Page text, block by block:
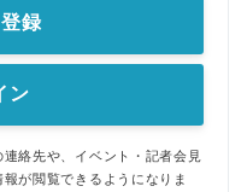
録
ン
絡先や、イベント・記者会見
が閲覧できるようになりま